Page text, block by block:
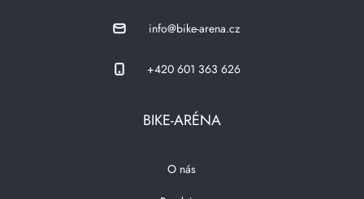
info@bike-arena.cz
+420 601 363 626
BIKE-ARÉNA
O nás